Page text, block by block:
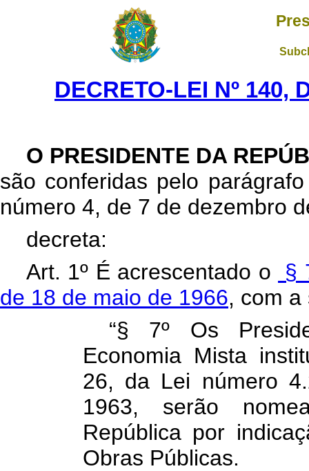
DECRETO-LEI Nº 140,
O PRESIDENTE DA
são conferidas pelo
número 4, de 7 de dezembro
decreta:
Art. 1º É acrescentado o
§
de 18 de maio de 1966, com a
“§ 7º Os
Economia Mista
26, da Lei número
1963, serão
República por
Obras Públicas.